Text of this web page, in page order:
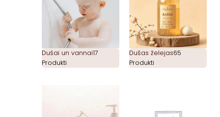
Dušai un vannai17
Produkti
Dušas želejas65
Produkti